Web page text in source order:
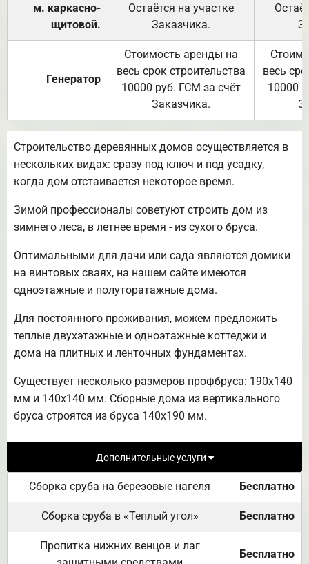
м. каркасно-
щитовой.
Остаётся на участке
Заказчика.
Генератор
Стоимость аренды на
весь срок строительства
10000 руб. ГСМ за счёт
Заказчика.
весь
10000
Строительство деревянных домов осуществляется в
нескольких видах: сразу под ключ и под усадку,
когда дом отстаивается некоторое время.
Зимой профессионалы советуют строить дом из
зимнего леса, в летнее время - из сухого бруса.
Оптимальными для дачи или сада являются домики
на винтовых сваях, на нашем сайте имеются
одноэтажные и полуторатажные дома.
Для постоянного проживания, можем предложить
теплые двухэтажные и одноэтажные коттеджи и
дома на плитных и ленточных фундаментах.
Существует несколько размеров профбруса: 190х140
мм и 140х140 мм. Сборные дома из вертикального
бруса строятся из бруса 140х190 мм.
Дополнительные услуги
Сборка сруба на березовые нагеля Бесплатно
Сборка сруба в «Теплый угол» Бесплатно
Пропитка нижних венцов и лаг
Бесплатно